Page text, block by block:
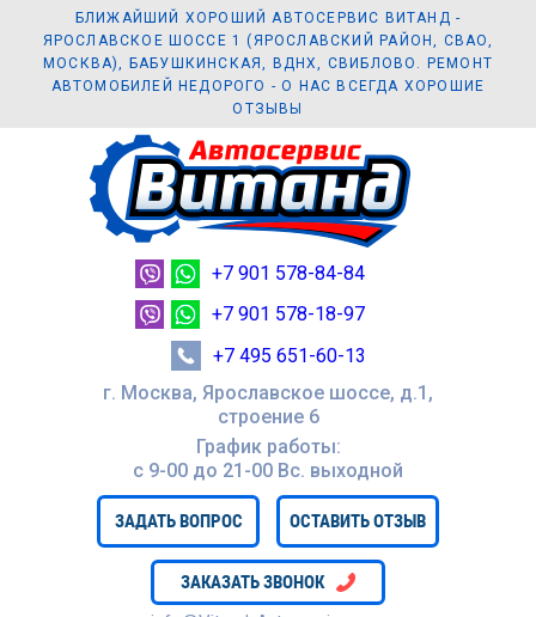
БЛИЖАЙШИЙ ХОРОШИЙ АВТОСЕРВИС ВИТАНД -
ЯРОСЛАВСКОЕ ШОССЕ 1 (ЯРОСЛАВСКИЙ РАЙОН, СВАО,
МОСКВА), БАБУШКИНСКАЯ, ВДНХ, СВИБЛОВО. РЕМОНТ
АВТОМОБИЛЕЙ НЕДОРОГО - О НАС ВСЕГДА ХОРОШИЕ
ОТЗЫВЫ
г. Москва, Ярославское шоссе, д.1,
строение 6
График работы:
с 9-00 до 21-00 Вc. выходной
ЗАДАТЬ ВОПРОС ОСТАВИТЬ ОТЗЫВ
ЗАКАЗАТЬ ЗВОНОК
+7 901 578-84-84
+7 901 578-18-97
+7 495 651-60-13